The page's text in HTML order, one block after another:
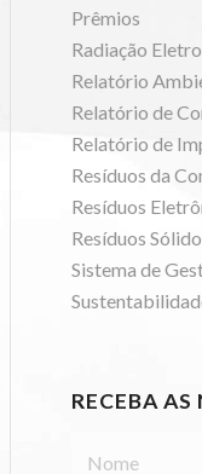
Prêmios
Radiação
Relatório
Relatório de
Relatório de
Resíduos da
Resíduos
Resíduos
Sistema de
RECEBA